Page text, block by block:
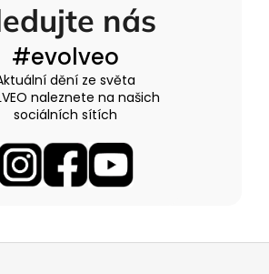
nás
#evolveo
dění ze světa
naleznete na našich
sociálních sítích